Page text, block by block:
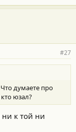
#27
думаете про
юзал?
ни к той ни